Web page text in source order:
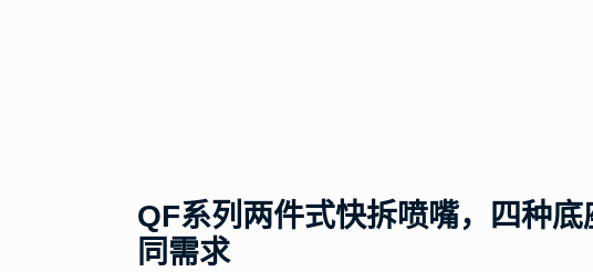
QF系列两件式快拆喷嘴，四种底
同需求